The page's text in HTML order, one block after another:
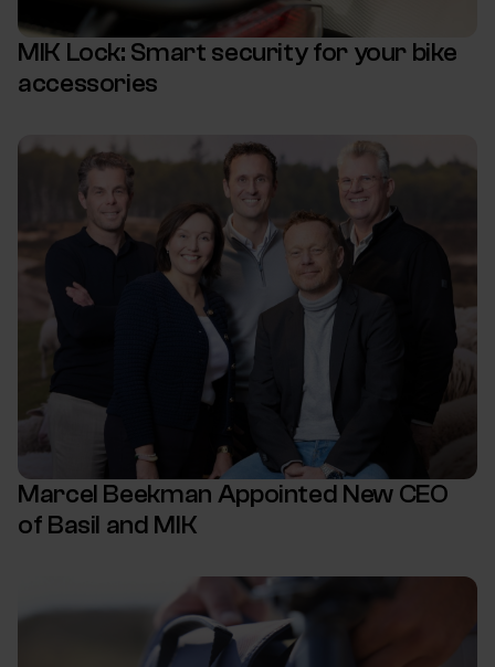
MIK Lock: Smart security for your bike
accessories
Marcel Beekman Appointed New CEO
of Basil and MIK